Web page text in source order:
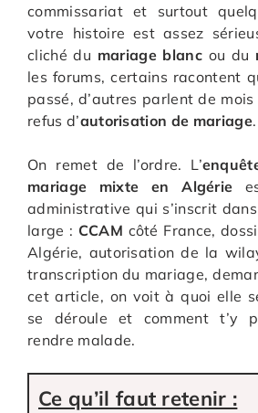
commissariat et surtout
votre histoire est assez
cliché du mariage blanc ou du
les forums, certains racontent
passé, d’autres parlent de mois
refus d’autorisation de mariage.
On remet de l’ordre. L’
mariage mixte en Algérie
administrative qui s’inscrit
large : CCAM côté France,
Algérie, autorisation de la
transcription du mariage,
cet article, on voit à quoi elle
se déroule et comment t’y
rendre malade.
Ce qu’il faut retenir :